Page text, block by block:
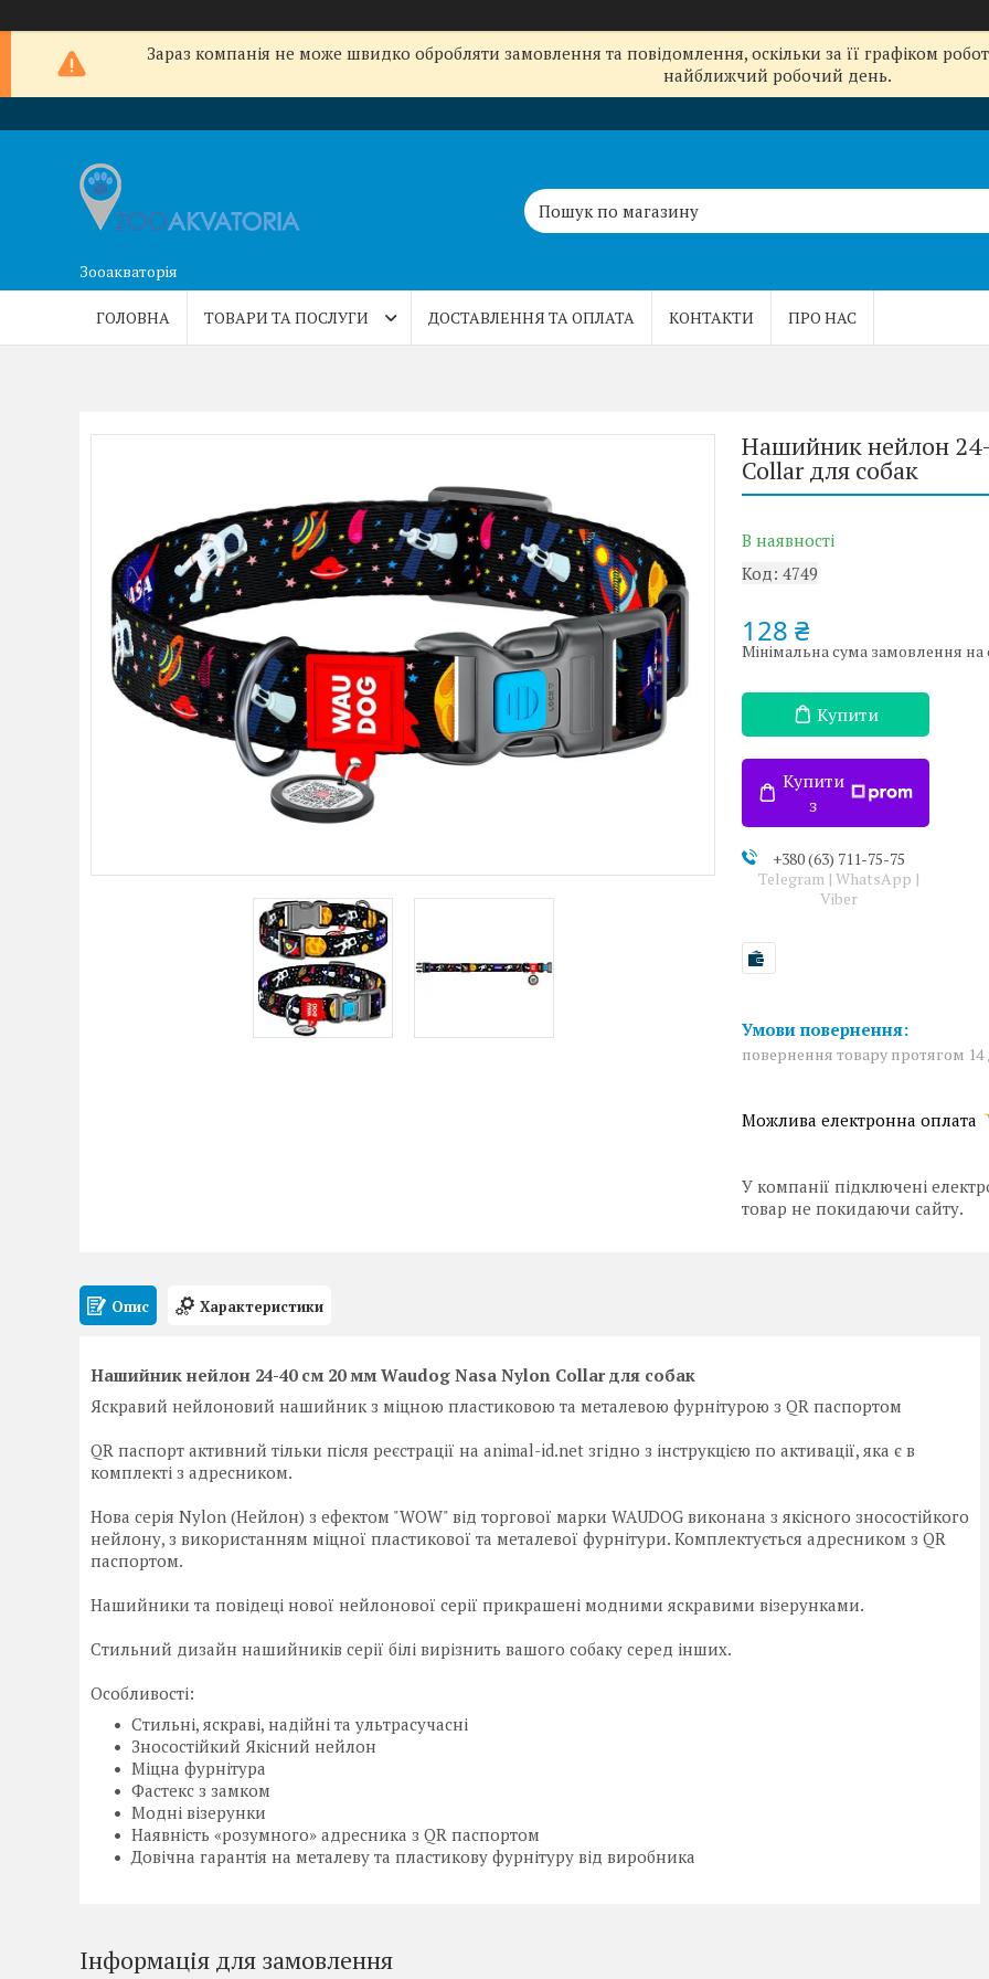
Зараз компанія не може швидко обробляти замовлення та повідомлення, оскільки за її графіком
найближчий робочий день.
Зооакваторія
ГОЛОВНА ТОВАРИ ТА ПОСЛУГИ ДОСТАВЛЕННЯ ТА ОПЛАТА КОНТАКТИ ПРО НАС
Нашийник нейлон
Collar для собак
В наявності
Код: 4749
128 ₴
Мінімальна сума замовлення на
Купити
Купити
з
+380 (63) 711-75-75
Telegram | WhatsApp |
Viber
повернення товару протягом 14
У компанії підключені
товар не покидаючи сайту.
Опис Характеристики
Нашийник нейлон 24-40 см 20 мм Waudog Nasa Nylon Collar для собак
Яскравий нейлоновий нашийник з міцною пластиковою та металевою фурнітурою з QR паспортом
QR паспорт активний тільки після реєстрації на animal-id.net згідно з інструкцією по активації, яка є в
комплекті з адресником.
Нова серія Nylon (Нейлон) з ефектом "WOW" від торгової марки WAUDOG виконана з якісного зносостійкого
нейлону, з використанням міцної пластикової та металевої фурнітури. Комплектується адресником з QR
паспортом.
Нашийники та повідеці нової нейлонової серії прикрашені модними яскравими візерунками.
Стильний дизайн нашийників серії білі вирізнить вашого собаку серед інших.
Особливості:
Стильні, яскраві, надійні та ультрасучасні
Зносостійкий Якісний нейлон
Міцна фурнітура
Фастекс з замком
Модні візерунки
Наявність «розумного» адресника з QR паспортом
Довічна гарантія на металеву та пластикову фурнітуру від виробника
Інформація для замовлення